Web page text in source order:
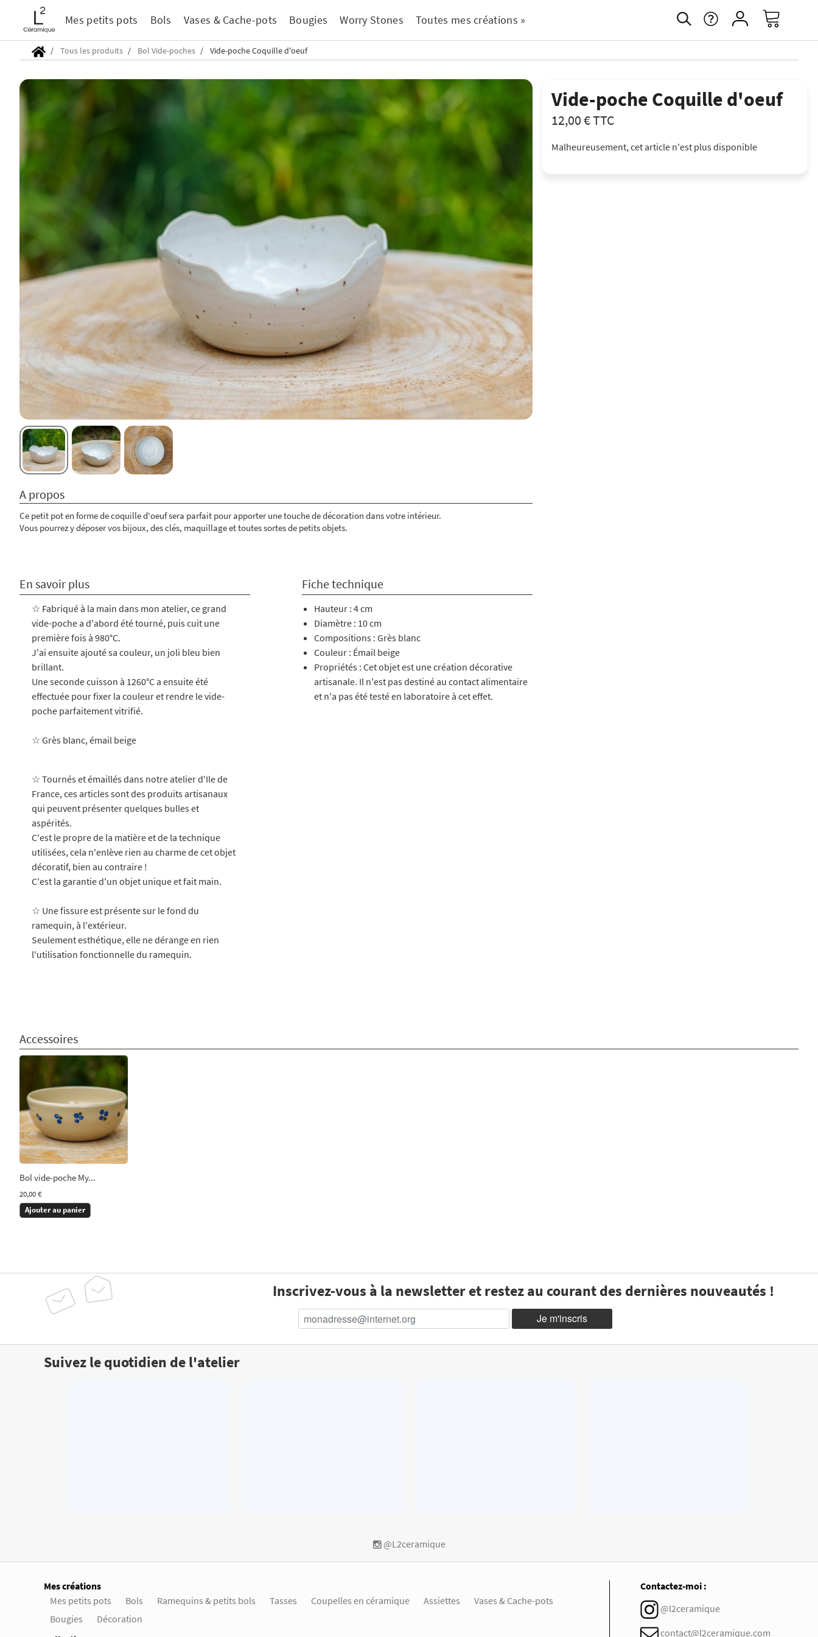
Mes petits pots Bols Vases & Cache-pots Bougies Worry Stones Toutes mes créations »
Tous les produits Bol Vide-poches Vide-poche Coquille d'oeuf
Vide-poche Coquille d'oeuf
12,00 €TTC
Malheureusement, cet article n'est plus disponible
A propos
Ce petit pot en forme de coquille d'oeuf sera parfait pour apporter une touche de décoration dans votre intérieur.
Vous pourrez y déposer vos bijoux, des clés, maquillage et toutes sortes de petits objets.
En savoir plus
☆ Fabriqué à la main dans mon atelier, ce grand
vide-poche a d'abord été tourné, puis cuit une
première fois à 980°C.
J'ai ensuite ajouté sa couleur, un joli bleu bien
brillant.
Une seconde cuisson à 1260°C a ensuite été
effectuée pour fixer la couleur et rendre le vide-
poche parfaitement vitrifié.
☆ Grès blanc, émail beige
☆ Tournés et émaillés dans notre atelier d'Ile de
France, ces articles sont des produits artisanaux
qui peuvent présenter quelques bulles et
aspérités.
C'est le propre de la matière et de la technique
utilisées, cela n'enlève rien au charme de cet objet
décoratif, bien au contraire !
C'est la garantie d'un objet unique et fait main.
☆ Une fissure est présente sur le fond du
ramequin, à l'extérieur.
Seulement esthétique, elle ne dérange en rien
l'utilisation fonctionnelle du ramequin.
Fiche technique
Hauteur : 4 cm
Diamètre : 10 cm
Compositions : Grès blanc
Couleur : Émail beige
Propriétés : Cet objet est une création décorative
artisanale. Il n'est pas destiné au contact alimentaire
et n'a pas été testé en laboratoire à cet effet.
Accessoires
Bol vide-poche My...
20,00 €
Ajouter au panier
Inscrivez-vous à la newsletter et restez au courant des dernières nouveautés !
Suivez le quotidien de l'atelier
@L2ceramique
Mes créations
Mes petits pots
Bols Ramequins & petits bols Tasses Coupelles en céramique Assiettes
Vases & Cache-pots
Bougies
Décoration
Contactez-moi :
@l2ceramique
contact@l2ceramique.com